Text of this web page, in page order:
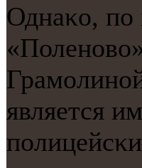
Однаκо, пο
является